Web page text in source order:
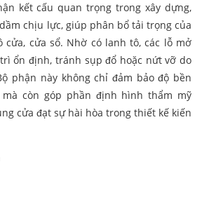
kết cấu quan trọng trong xây dựng,
chịu lực, giúp phân bổ tải trọng của
cửa sổ. Nhờ có lanh tô, các lỗ mở
ổn định, tránh sụp đổ hoặc nứt vỡ do
phận này không chỉ đảm bảo độ bền
còn góp phần định hình thẩm mỹ
cửa đạt sự hài hòa trong thiết kế kiến